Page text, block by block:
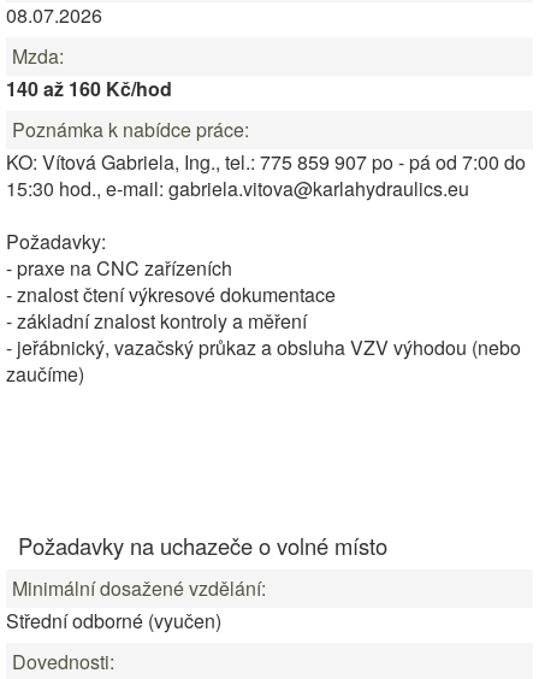
08.07.2026
Mzda:
140 až 160 Kč/hod
Poznámka k nabídce práce:
KO: Vítová Gabriela, Ing., tel.: 775 859 907 po - pá od 7:00 do
15:30 hod., e-mail: gabriela.vitova@karlahydraulics.eu
Požadavky:
- praxe na CNC zařízeních
- znalost čtení výkresové dokumentace
- základní znalost kontroly a měření
- jeřábnický, vazačský průkaz a obsluha VZV výhodou (nebo
zaučíme)
Požadavky na uchazeče o volné místo
Minimální dosažené vzdělání:
Střední odborné (vyučen)
Dovednosti: